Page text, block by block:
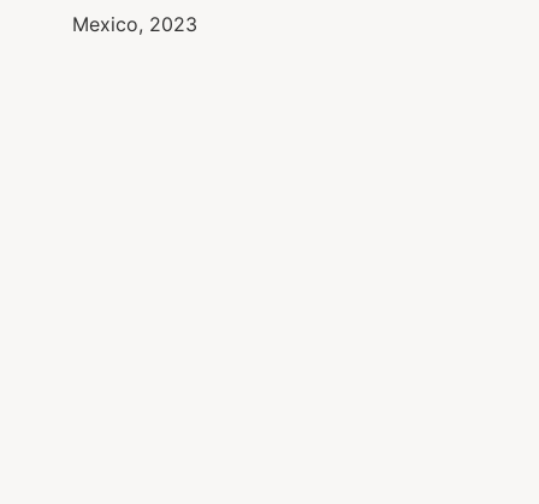
Mexico, 2023